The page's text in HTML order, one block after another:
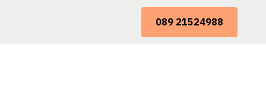
089 21524988